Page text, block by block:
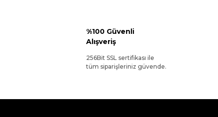
%100 Güvenli
Alışveriş
256Bit SSL sertifikası ile
tüm siparişleriniz güvende.